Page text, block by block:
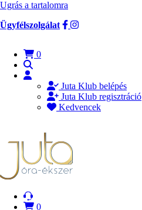
Ugrás a tartalomra
Ügyfélszolgálat
0
Juta Klub belépés
Juta Klub regisztráció
Kedvencek
0